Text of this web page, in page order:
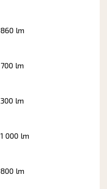
860 lm
700 lm
300 lm
1 000 lm
800 lm